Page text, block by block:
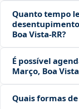
Quanto tempo
Boa Vista‑RR?
É possível
Março, Boa
Quais formas